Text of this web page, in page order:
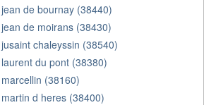
de bournay (38440)
de moirans (38430)
chaleyssin (38540)
du pont (38380)
(38160)
d heres (38400)